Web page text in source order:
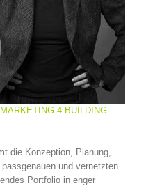
MARKETING 4 BUILDING
die Konzeption, Planung,
und vernetzten
Portfolio in enger